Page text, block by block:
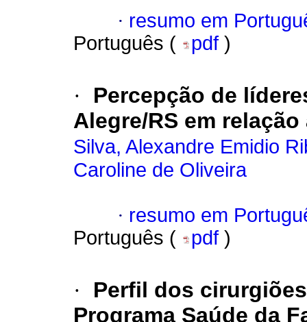
· resumo em
Português (
pdf )
·
Percepção de
Alegre/RS em
Silva, Alexandre Emidio
Caroline de Oliveira
· resumo em
Português (
pdf )
·
Perfil dos
Programa Saúde da